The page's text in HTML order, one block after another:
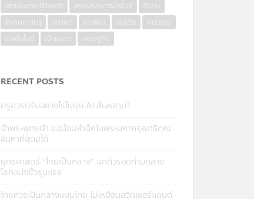
สถาบันการสร้างชาติ
สภาปัญญาสมาพันธ์
สังคม
สังคมความรู้
อนาคต อาเซียน อินเดีย
ฮาร์วาร์ด
เทคโนโลยี
เป้าหมาย เศรษฐกิจ
RECENT POSTS
ครูควรปรับอย่างไรในยุค AI ล้นหลาม?
ข้าพระพุทธเจ้า ขอน้อมสำนึกในพระมหากรุณาธิคุณ
อันหาที่สุดมิได้
ยุทธศาสตร์ “ไทยเป็นกลาง” เอาตัวรอดท่ามกลาง
โลกแบ่งขั้วรุนแรง
ไทยควรเป็นกลางแบบไทย ไม่เหมือนสวิตเซอร์แลนด์